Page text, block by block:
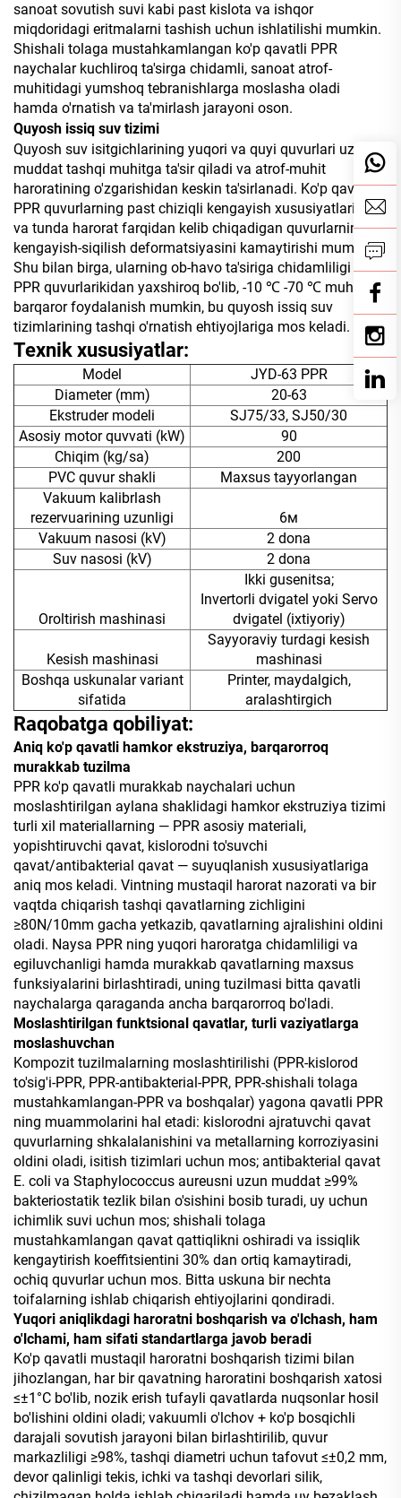
sanoat sovutish suvi kabi past kislota va ishqor
miqdoridagi eritmalarni tashish uchun ishlatilishi mumkin.
Shishali tolaga mustahkamlangan ko'p qavatli PPR
naychalar kuchliroq ta'sirga chidamli, sanoat atrof-
muhitidagi yumshoq tebranishlarga moslasha oladi
hamda o'rnatish va ta'mirlash jarayoni oson.
Quyosh issiq suv tizimi
Quyosh suv isitgichlarining yuqori va quyi quvurlari uzoq
muddat tashqi muhitga ta'sir qiladi va atrof-muhit
haroratining o'zgarishidan keskin ta'sirlanadi. Ko'p qavatli
PPR quvurlarning past chiziqli kengayish xususiyatlari, kun
va tunda harorat farqidan kelib chiqadigan quvurlarning
kengayish-siqilish deformatsiyasini kamaytirishi mumkin.
Shu bilan birga, ularning ob-havo ta'siriga chidamliligi toza
PPR quvurlarikidan yaxshiroq bo'lib, -10 ℃ -70 ℃ muhitda
barqaror foydalanish mumkin, bu quyosh issiq suv
tizimlarining tashqi o'rnatish ehtiyojlariga mos keladi.
Texnik xususiyatlar:
Model
JYD-63 PPR
Diameter (mm)
20-63
Ekstruder modeli
SJ75/33, SJ50/30
Asosiy motor quvvati (kW)
90
Chiqim (kg/sa)
200
PVC quvur shakli
Maxsus tayyorlangan
Vakuum kalibrlash
rezervuarining uzunligi
6м
Vakuum nasosi (kV)
2 dona
Suv nasosi (kV)
2 dona
Oroltirish mashinasi
Ikki gusenitsa;
Invertorli dvigatel yoki Servo
dvigatel (ixtiyoriy)
Kesish mashinasi
Sayyoraviy turdagi kesish
mashinasi
Boshqa uskunalar variant
sifatida
Printer, maydalgich,
aralashtirgich
Raqobatga qobiliyat:
Aniq ko'p qavatli hamkor ekstruziya, barqarorroq
murakkab tuzilma
PPR ko'p qavatli murakkab naychalari uchun
moslashtirilgan aylana shaklidagi hamkor ekstruziya tizimi
turli xil materiallarning — PPR asosiy materiali,
yopishtiruvchi qavat, kislorodni to'suvchi
qavat/antibakterial qavat — suyuqlanish xususiyatlariga
aniq mos keladi. Vintning mustaqil harorat nazorati va bir
vaqtda chiqarish tashqi qavatlarning zichligini
≥80N/10mm gacha yetkazib, qavatlarning ajralishini oldini
oladi. Naysa PPR ning yuqori haroratga chidamliligi va
egiluvchanligi hamda murakkab qavatlarning maxsus
funksiyalarini birlashtiradi, uning tuzilmasi bitta qavatli
naychalarga qaraganda ancha barqarorroq bo'ladi.
Moslashtirilgan funktsional qavatlar, turli vaziyatlarga
moslashuvchan
Kompozit tuzilmalarning moslashtirilishi (PPR-kislorod
to'sig'i-PPR, PPR-antibakterial-PPR, PPR-shishali tolaga
mustahkamlangan-PPR va boshqalar) yagona qavatli PPR
ning muammolarini hal etadi: kislorodni ajratuvchi qavat
quvurlarning shkalalanishini va metallarning korroziyasini
oldini oladi, isitish tizimlari uchun mos; antibakterial qavat
E. coli va Staphylococcus aureusni uzun muddat ≥99%
bakteriostatik tezlik bilan o'sishini bosib turadi, uy uchun
ichimlik suvi uchun mos; shishali tolaga
mustahkamlangan qavat qattiqlikni oshiradi va issiqlik
kengaytirish koeffitsientini 30% dan ortiq kamaytiradi,
ochiq quvurlar uchun mos. Bitta uskuna bir nechta
toifalarning ishlab chiqarish ehtiyojlarini qondiradi.
Yuqori aniqlikdagi haroratni boshqarish va o'lchash, ham
o'lchami, ham sifati standartlarga javob beradi
Ko'p qavatli mustaqil haroratni boshqarish tizimi bilan
jihozlangan, har bir qavatning haroratini boshqarish xatosi
≤±1°C bo'lib, nozik erish tufayli qavatlarda nuqsonlar hosil
bo'lishini oldini oladi; vakuumli o'lchov + ko'p bosqichli
darajali sovutish jarayoni bilan birlashtirilib, quvur
markazliligi ≥98%, tashqi diametri uchun tafovut ≤±0,2 mm,
devor qalinligi tekis, ichki va tashqi devorlari silik,